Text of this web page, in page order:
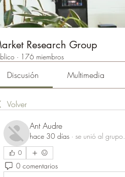
Research Group
· 176 miembros
Discusión Multimedia
Volver
Ant Audre
hace 30 días · se unió al grupo.
0
0 comentarios